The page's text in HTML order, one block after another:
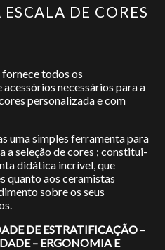
DE CORES
todos os
necessários para a
personalizada e com
uma simples ferramenta para
a seleção de cores ; constitui-
didática incrível, que
quanto aos ceramistas
sobre os seus
DE ESTRATIFICAÇÃO –
– ERGONOMIA E